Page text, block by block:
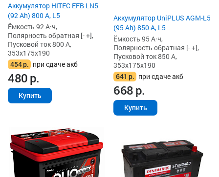
Аккумулятор HITEC EFB LN5
(92 Ah) 800 А, L5
Ёмкость 92 А·ч,
Полярность обратная [- +],
Пусковой ток 800 А,
353x175x190
454р. при сдаче акб
480р.
Купить
Аккумулятор UniPLUS AGM-L5
(95 Ah) 850 А, L5
Ёмкость 95 А·ч,
Полярность обратная [- +],
Пусковой ток 850 А,
353x175x190
641 р. при сдаче акб
668р.
Купить